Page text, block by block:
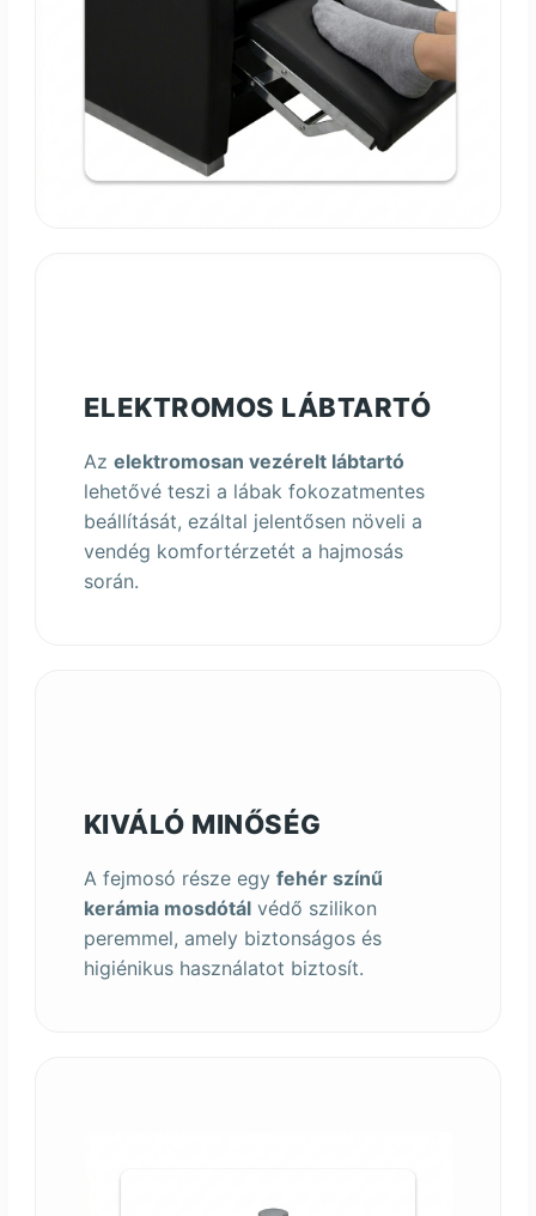
ELEKTROMOS LÁBTARTÓ
Az elektromosan vezérelt lábtartó
lehetővé teszi a lábak fokozatmentes
beállítását, ezáltal jelentősen növeli a
vendég komfortérzetét a hajmosás
során.
KIVÁLÓ MINŐSÉG
A fejmosó része egy fehér színű
kerámia mosdótálvédő szilikon
peremmel, amely biztonságos és
higiénikus használatot biztosít.